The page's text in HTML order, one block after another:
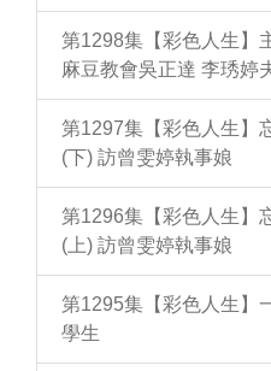
第1298集【彩色人生】
麻豆教會吳正達 李琇婷
第1297集【彩色人生】
(下) 訪曾雯婷執事娘
第1296集【彩色人生】
(上) 訪曾雯婷執事娘
第1295集【彩色人生】
學生